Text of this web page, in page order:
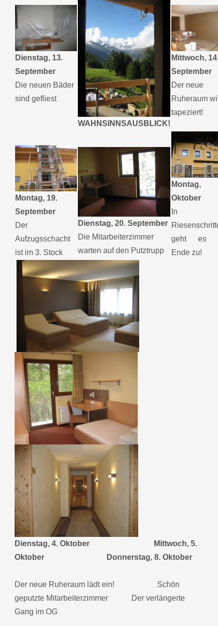
Dienstag, 13.
September
Die neuen Bäder
sind gefliest
WAHNSINNSAUSBLICK!
Mittwoch,
September
Der neue
Ruheraum
tapeziert!
Montag, 19.
September
Der
Aufzugsschacht
ist im 3. Stock
Dienstag, 20. September
Die Mitarbeiterzimmer
warten auf den Putztrupp
Oktober
In
geht es
Ende zu!
Dienstag, 4. Oktober
Mittwoch, 5.
Oktober Donnerstag, 8. Oktober
Der neue Ruheraum lädt ein! Schön
geputzte Mitarbeiterzimmer Der verlängerte
Gang im OG